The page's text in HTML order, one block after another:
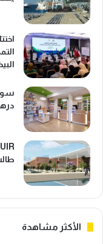
طالب
الأكثر مشاهدة